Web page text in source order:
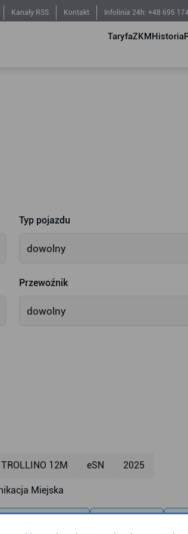
Kanały RSS Kontakt Infolinia 24h: +48 695
TaryfaZKMHistoria
Typ pojazdu
dowolny
Przewoźnik
dowolny
TROLLINO 12M eSN 2025
Miejska